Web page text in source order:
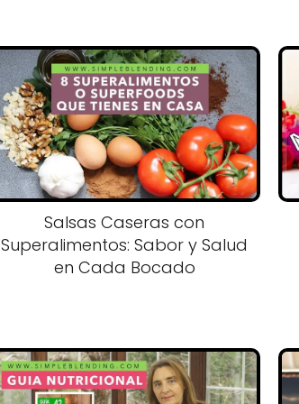
Salsas Caseras con
Superalimentos: Sabor y Salud
en Cada Bocado